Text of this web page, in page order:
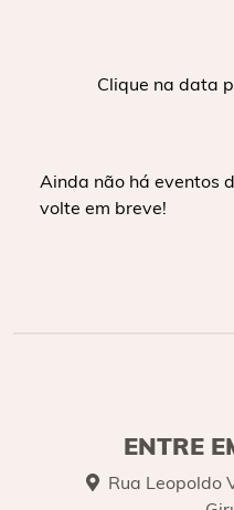
Clique na data
Ainda não há eventos
volte em breve!
ENTRE
Rua Leopoldo